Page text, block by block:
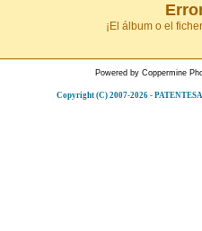
¡El álbum o el
Powered by Coppermine
Copyright (C) 2007-2026 -